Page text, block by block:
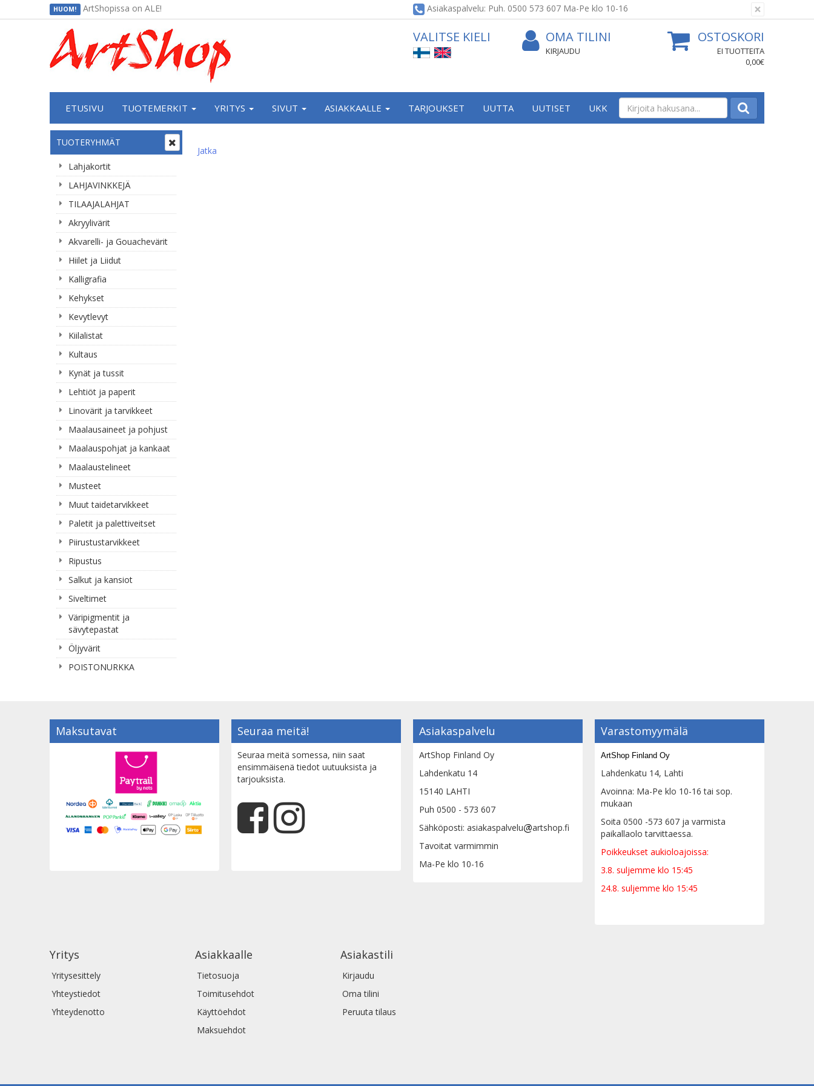
HUOM! ArtShopissa on ALE! ×
Asiakaspalvelu: Puh. 0500 573 607 Ma-Pe klo 10-16
VALITSE KIELI OMA TILINI
KIRJAUDU
OSTOSKORI
EI TUOTTEITA
0,00€
ETUSIVU TUOTEMERKIT YRITYS SIVUT ASIAKKAALLE TARJOUKSET UUTTA UUTISET UKK
TUOTERYHMÄT
Lahjakortit
LAHJAVINKKEJÄ
TILAAJALAHJAT
Akryylivärit
Akvarelli- ja Gouachevärit
Hiilet ja Liidut
Kalligrafia
Kehykset
Kevytlevyt
Kiilalistat
Kultaus
Kynät ja tussit
Lehtiöt ja paperit
Linovärit ja tarvikkeet
Maalausaineet ja pohjust
Maalauspohjat ja kankaat
Maalaustelineet
Musteet
Muut taidetarvikkeet
Paletit ja palettiveitset
Piirustustarvikkeet
Ripustus
Salkut ja kansiot
Siveltimet
Väripigmentit ja
sävytepastat
Öljyvärit
POISTONURKKA
Jatka
Maksutavat Seuraa meitä!
Seuraa meitä somessa, niin saat
ensimmäisenä tiedot uutuuksista ja
tarjouksista.
Asiakaspalvelu
ArtShop Finland Oy
Lahdenkatu 14
15140 LAHTI
Puh 0500 - 573 607
Sähköposti: asiakaspalvelu
artshop.fi
Tavoitat varmimmin
Ma-Pe klo 10-16
Varastomyymälä
ArtShop Finland Oy
Lahdenkatu 14, Lahti
Avoinna: Ma-Pe klo 10-16 tai sop.
mukaan
Soita 0500 -573 607 ja varmista
paikallaolo tarvittaessa.
Poikkeukset aukioloajoissa:
3.8. suljemme klo 15:45
24.8. suljemme klo 15:45
Yritys
Yritysesittely
Yhteystiedot
Yhteydenotto
Asiakkaalle
Tietosuoja
Toimitusehdot
Käyttöehdot
Maksuehdot
Asiakastili
Kirjaudu
Oma tilini
Peruuta tilaus